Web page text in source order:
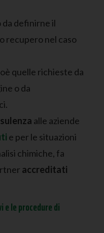
da definirne il
recupero nel caso
quelle richieste da
o da
alle aziende
e per le situazioni
chimiche, fa
accreditati
le procedure di